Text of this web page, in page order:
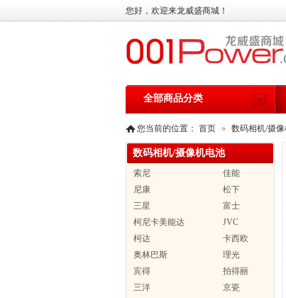
全部商品分类
您好，欢迎来龙威盛商城！
您当前的位置： 首页 » 数码相机/摄
数码相机/摄像机电池
索尼
佳能
尼康
松下
三星
富士
柯尼卡美能达
JVC
柯达
卡西欧
奥林巴斯
理光
宾得
拍得丽
三洋
京瓷